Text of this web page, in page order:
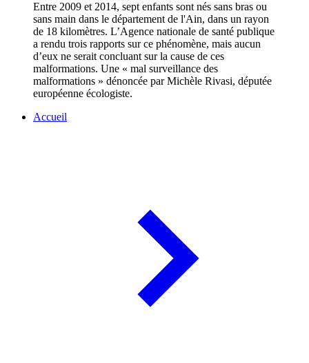
Entre 2009 et 2014, sept enfants sont nés sans bras ou
sans main dans le département de l'Ain, dans un rayon
de 18 kilomètres. L’Agence nationale de santé publique
a rendu trois rapports sur ce phénomène, mais aucun
d’eux ne serait concluant sur la cause de ces
malformations. Une « mal surveillance des
malformations » dénoncée par Michèle Rivasi, députée
européenne écologiste.
Accueil